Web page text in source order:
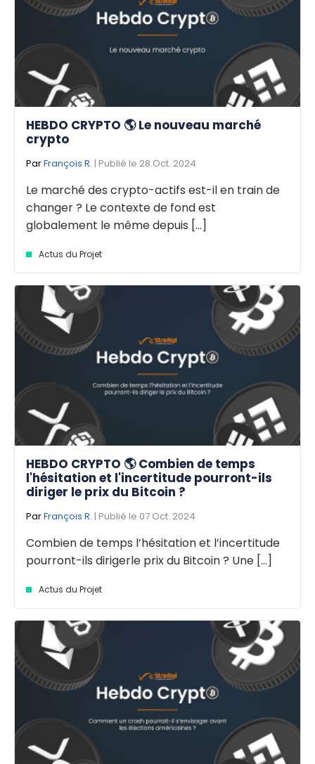
HEBDO CRYPTO 🌎 Le nouveau marché
crypto
ParFrançois R. | Publié le 28 Oct. 2024
Le marché des crypto-actifs est-il en train de
changer ? Le contexte de fond est
globalement le même depuis [...]
Actus du Projet
HEBDO CRYPTO 🌎 Combien de temps
l'hésitation et l'incertitude pourront-ils
diriger le prix du Bitcoin ?
ParFrançois R. | Publié le 07 Oct. 2024
Combien de temps l’hésitation et l’incertitude
pourront-ils dirigerle prix du Bitcoin ? Une [...]
Actus du Projet